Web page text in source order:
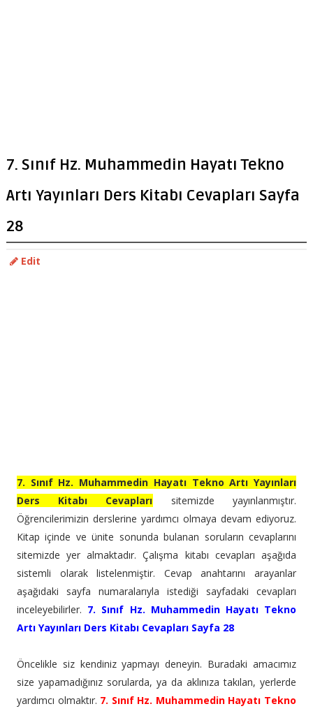
7. Sınıf Hz. Muhammedin Hayatı Tekno
Artı Yayınları Ders Kitabı Cevapları Sayfa
28
Edit
7. Sınıf Hz. Muhammedin Hayatı Tekno Artı Yayınları
Ders Kitabı Cevapları sitemizde yayınlanmıştır.
Öğrencilerimizin derslerine yardımcı olmaya devam ediyoruz.
Kitap içinde ve ünite sonunda bulanan soruların cevaplarını
sitemizde yer almaktadır. Çalışma kitabı cevapları aşağıda
sistemli olarak listelenmiştir. Cevap anahtarını arayanlar
aşağıdaki sayfa numaralarıyla istediği sayfadaki cevapları
inceleyebilirler. 7. Sınıf Hz. Muhammedin Hayatı Tekno
Artı Yayınları Ders Kitabı Cevapları Sayfa 28
Öncelikle siz kendiniz yapmayı deneyin. Buradaki amacımız
size yapamadığınız sorularda, ya da aklınıza takılan, yerlerde
yardımcı olmaktır. 7. Sınıf Hz. Muhammedin Hayatı Tekno